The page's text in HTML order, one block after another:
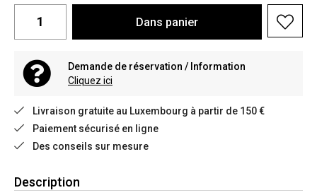
Dans panier
Demande de réservation / Information
Cliquez ici
Livraison gratuite au Luxembourg à partir de 150 €
Paiement sécurisé en ligne
Des conseils sur mesure
Description